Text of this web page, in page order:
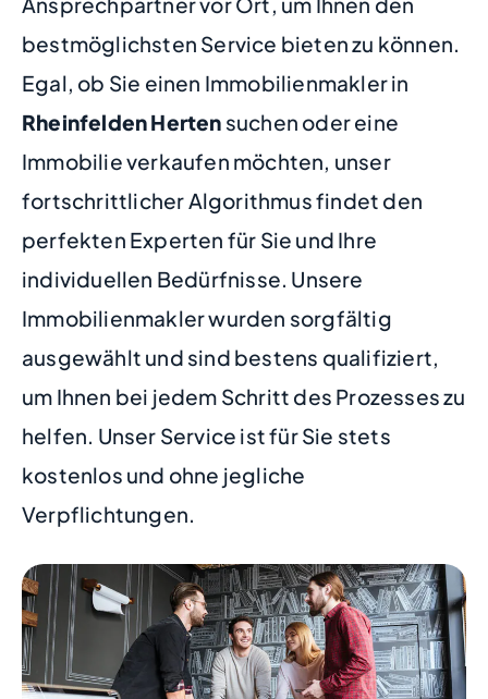
bestmöglichsten Service bieten zu können.
Egal, ob Sie einen Immobilienmakler in
Rheinfelden Herten suchen oder eine
Immobilie verkaufen möchten, unser
fortschrittlicher Algorithmus findet den
perfekten Experten für Sie und Ihre
individuellen Bedürfnisse. Unsere
Immobilienmakler wurden sorgfältig
ausgewählt und sind bestens qualifiziert,
um Ihnen bei jedem Schritt des Prozesses zu
helfen. Unser Service ist für Sie stets
kostenlos und ohne jegliche
Verpflichtungen.